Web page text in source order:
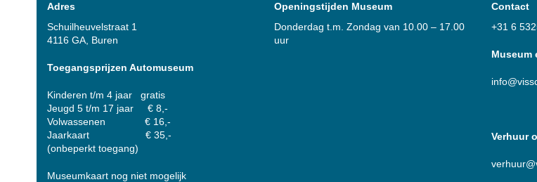
Adres
Schuilheuvelstraat 1
4116 GA, Buren
Toegangsprijzen Automuseum
Kinderen t/m 4 jaar gratis
Jeugd 5 t/m 17 jaar € 8,-
Volwassenen € 16,-
Jaarkaart € 35,-
(onbeperkt toegang)
Museumkaart nog niet mogelijk
Openingstijden Museum
Donderdag t.m. Zondag van 10.00 – 17.00
uur
Contact
+31 6
Museum
Verhuur